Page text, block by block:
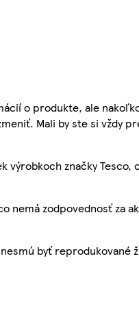
o produkte, ale
Mali by ste si vždy
značky Tesco,
nemá zodpovednosť za
byť reprodukované